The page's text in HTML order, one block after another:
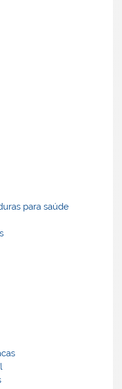
para saúde